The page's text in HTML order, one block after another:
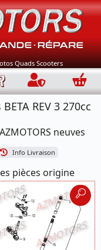
Quads Scooters
Connection
REV 3 270cc
neuves
Info Livraison
pièces origine